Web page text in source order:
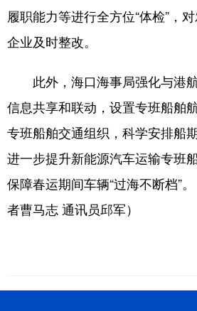
履职能力等进行全方位“体检”，
企业及时整改。
此外，海口海事局强化与港
信息共享和联动，设置专班船舶
专班船舶交通组织，科学安排船
进一步提升新能源汽车运输专班
保障春运期间车辆“过海不断档”
者曹马志 通讯员邱军）